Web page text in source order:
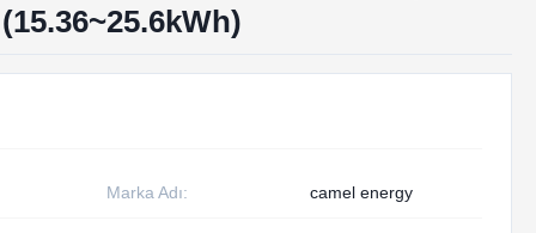
Marka Adı: camel energy